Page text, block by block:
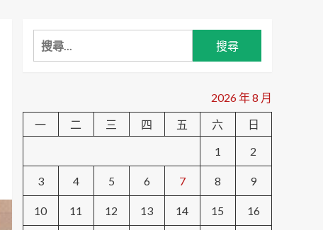
搜
尋
字:
2026 年 8 月
一
二 三 四 五 六
日
1
2
3 4 5 6 7 8 9
10 11 12 13 14 15 16